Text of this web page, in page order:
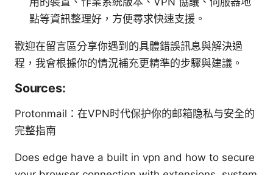
點等資訊整理好，方便尋求快速支援。
歡迎在留言區分享你遇到的具體錯誤訊息與解決過
程，我會根據你的情況補充更精準的步驟與建議。
Sources:
Protonmail：在VPN时代保护你的邮箱隐私与安全的
完整指南
Does edge have a built in vpn and how to secure